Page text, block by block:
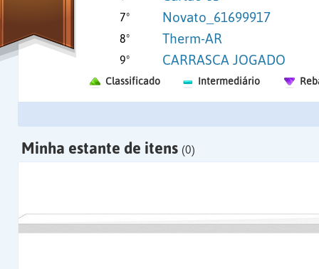
7º Novato_61699917
8º Therm-AR
9º CARRASCA JOGADO
Classificado Intermediário
Minha estante de itens (0)